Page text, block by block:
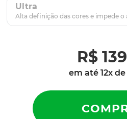
Ultra
R$ 139
em até 12x de